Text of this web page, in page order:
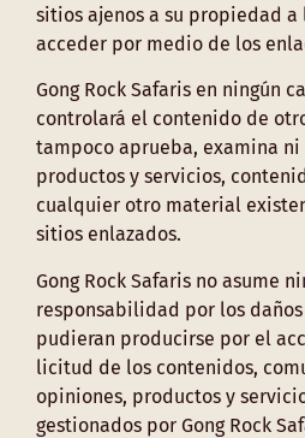
sitios ajenos a su propiedad a
acceder por medio de los
Gong Rock Safaris en ningún
controlará el contenido de
tampoco aprueba, examina
productos y servicios,
cualquier otro material
sitios enlazados.
Gong Rock Safaris no asume
responsabilidad por los
pudieran producirse por el
licitud de los contenidos,
opiniones, productos y
gestionados por Gong Rock